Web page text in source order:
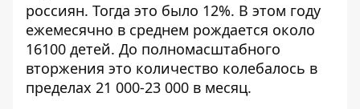
россиян. Тогда это было 12%. В этом году
ежемесячно в среднем рождается около
16100 детей. До полномасштабного
вторжения это количество колебалось в
пределах 21 000-23 000 в месяц.